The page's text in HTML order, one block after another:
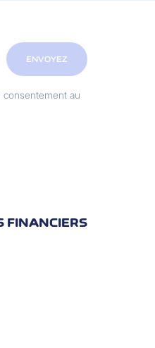
au
ENVOYEZ
FINANCIERS